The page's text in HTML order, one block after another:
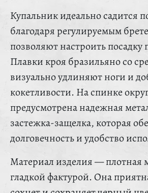
Купальник идеально садится
благодаря регулируемым
позволяют настроить посадку
Плавки кроя бразильяно со
визуально удлиняют ноги и
кокетливости. На спинке
предусмотрена надежная
застежка-защелка, которая
долговечность и удобство
Материал изделия — плотная
гладкой фактурой. Она